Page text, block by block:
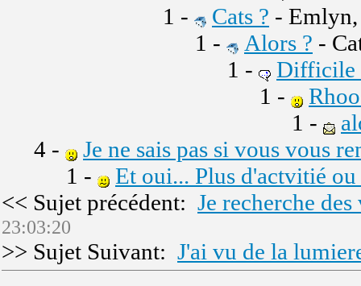
1 - Cats ? -
1 -
Alors ? -
1 -
Difficile
1 -
1 -
4 -
Je ne sais pas si vous vous
1 -
Et oui... Plus d'actvitié ou
<< Sujet précédent: Je recherche
23:03:20
>> Sujet Suivant: J'ai vu de la